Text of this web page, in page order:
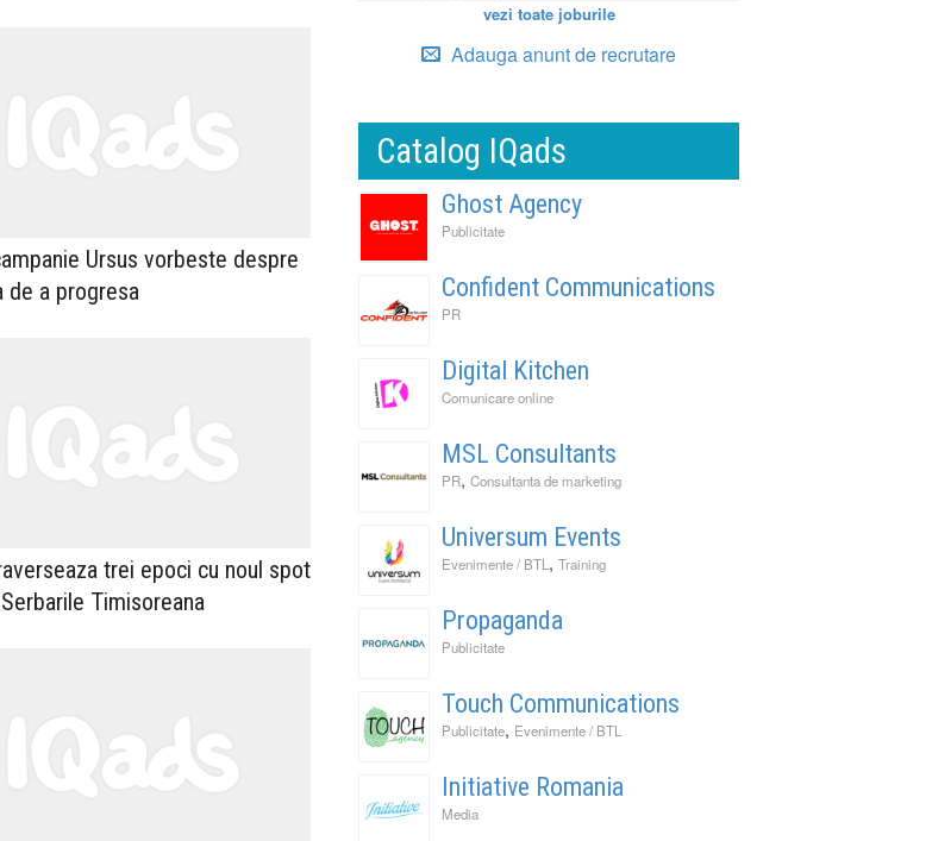
Ursus vorbeste despre
de a progresa
trei epoci cu noul spot
Timisoreana
vezi toate joburile
Adauga anunt de recrutare
Catalog IQads
Ghost Agency
Publicitate
Confident Communications
PR
Digital Kitchen
Comunicare online
MSL Consultants
PR, Consultanta de marketing
Universum Events
Evenimente / BTL , Training
Propaganda
Publicitate
Touch Communications
Publicitate, Evenimente / BTL
Initiative Romania
Media